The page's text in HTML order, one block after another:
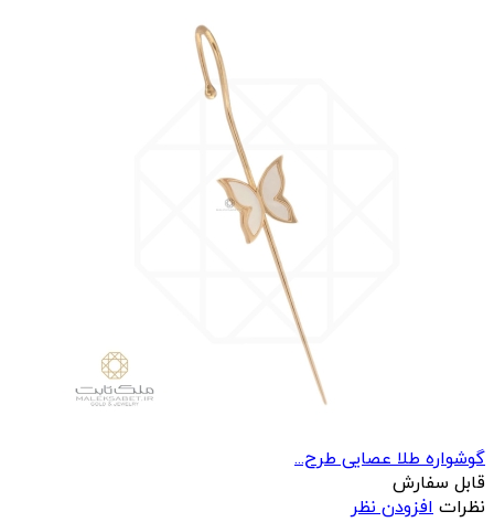
گوشواره طلا عصایی طرح...
قابل سفارش
نظرات افزودن نظر